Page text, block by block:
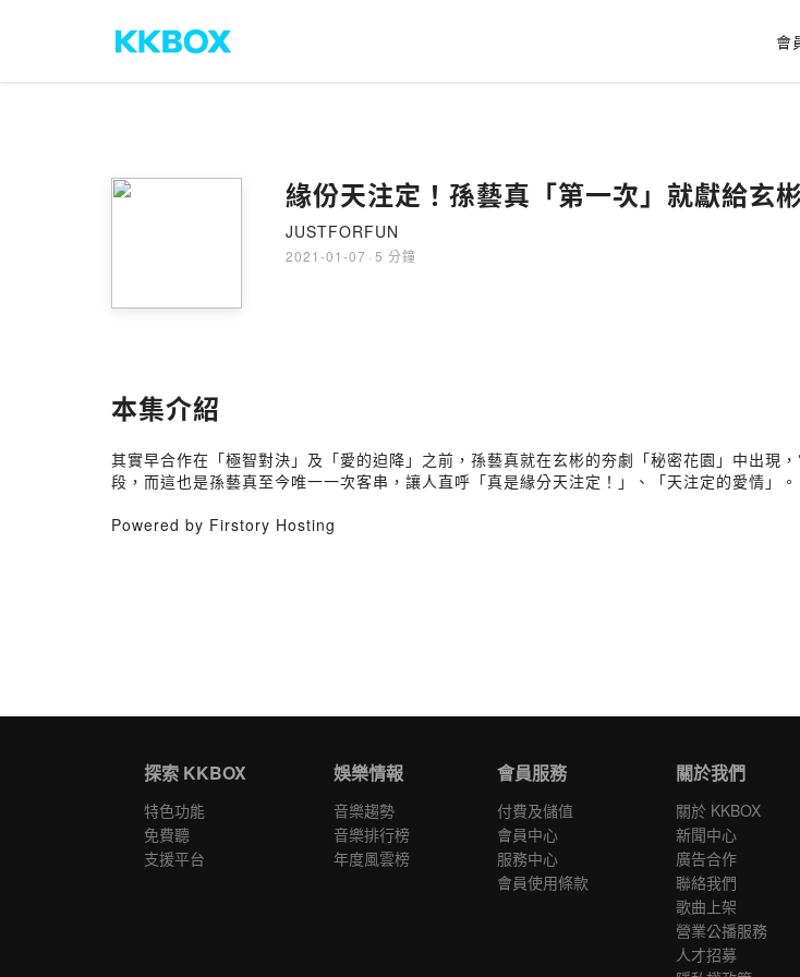
會
緣份天注定！孫藝真「第一次」就獻給玄
JUSTFORFUN
2021-01-07 · 5 分鐘
本集介紹
其實早合作在「極智對決」及「愛的迫降」之前，孫藝真就在玄彬的夯劇「秘密花園」中出現
段，而這也是孫藝真至今唯一一次客串，讓人直呼「真是緣分天注定！」、「天注定的愛情」。
Powered by Firstory Hosting
探索 KKBOX
特色功能
免費聽
支援平台
娛樂情報
音樂趨勢
音樂排行榜
年度風雲榜
會員服務
付費及儲值
會員中心
服務中心
會員使用條款
關於我們
關於 KKBOX
新聞中心
廣告合作
聯絡我們
歌曲上架
營業公播服務
人才招募